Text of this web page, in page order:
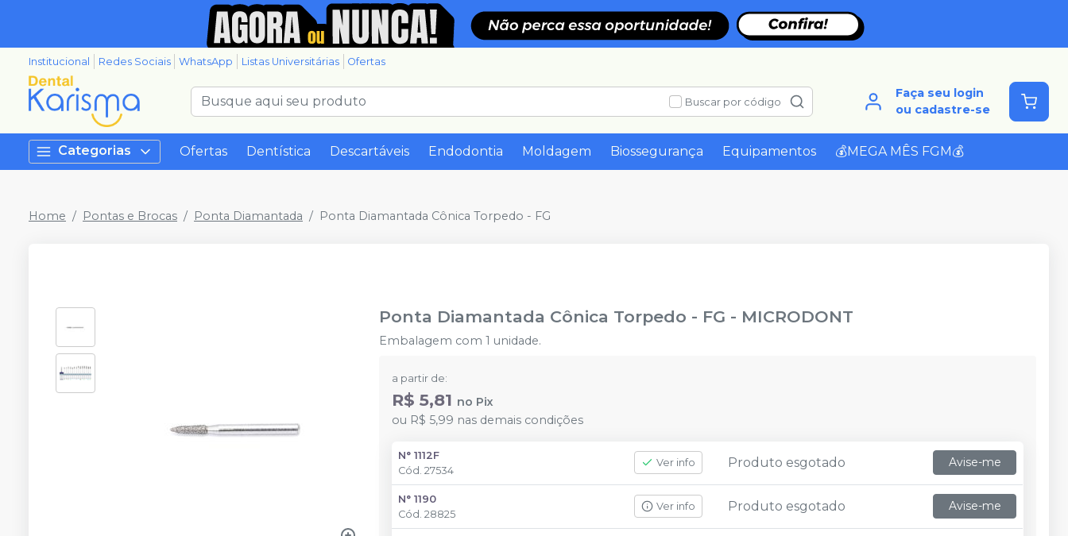
Institucional Redes Sociais WhatsApp Listas Universitárias Ofertas
Buscar por código
Faça seu login
ou cadastre-se
Categorias Ofertas Dentística Descartáveis Endodontia Moldagem Biossegurança Equipamentos 💰MEGA MÊS FGM💰
Home Pontas e Brocas Ponta Diamantada Ponta Diamantada Cônica Torpedo - FG
Ponta Diamantada Cônica Torpedo - FG - MICRODONT
Embalagem com 1 unidade.
a partir de:
R$ 5,81 no Pix
ou R$ 5,99 nas demais condições
N° 1112F
Cód.27534
Ver info Produto esgotado Avise-me
N° 1190
Cód.28825
Ver info Produto esgotado Avise-me